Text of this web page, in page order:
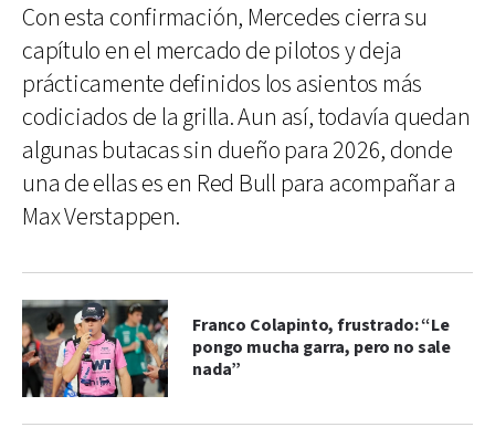
Con esta confirmación, Mercedes cierra su
capítulo en el mercado de pilotos y deja
prácticamente definidos los asientos más
codiciados de la grilla. Aun así, todavía quedan
algunas butacas sin dueño para 2026, donde
una de ellas es en Red Bull para acompañar a
Max Verstappen.
Franco Colapinto, frustrado: “Le
pongo mucha garra, pero no sale
nada”